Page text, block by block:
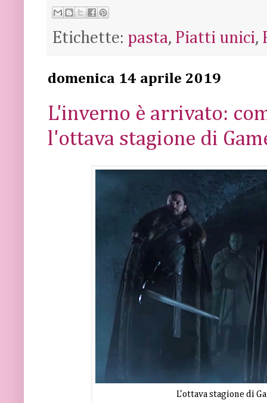
Etichette: pasta, Piatti unici,
domenica 14 aprile 2019
L'inverno è arrivato:
l'ottava stagione di
L'ottava stagione di